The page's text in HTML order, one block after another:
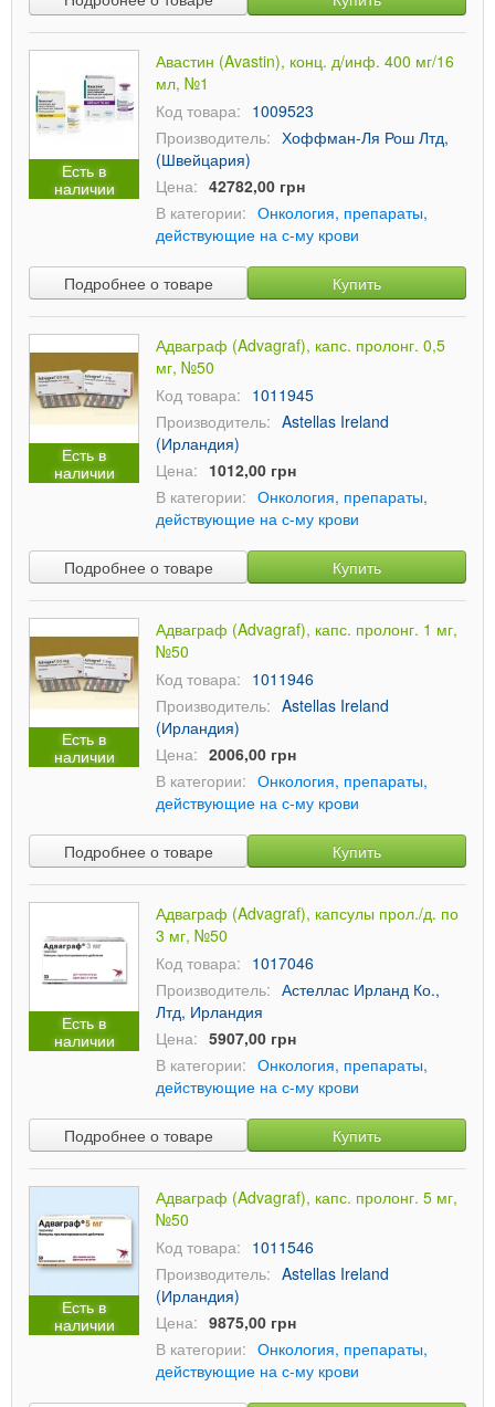
Есть в
наличии
Авастин (Avastin), конц. д/инф. 400 мг/16
мл, №1
Код товара: 1009523
Производитель: Хоффман-Ля Рош Лтд,
(Швейцария)
Цена: 42782,00 грн
В категории: Онкология, препараты,
действующие на с-му крови
Подробнее о товаре Купить
Есть в
наличии
Адваграф (Advagraf), капс. пролонг. 0,5
мг, №50
Код товара: 1011945
Производитель: Astellas Ireland
(Ирландия)
Цена: 1012,00 грн
В категории: Онкология, препараты,
действующие на с-му крови
Подробнее о товаре Купить
Есть в
наличии
Адваграф (Advagraf), капс. пролонг. 1 мг,
№50
Код товара: 1011946
Производитель: Astellas Ireland
(Ирландия)
Цена: 2006,00 грн
В категории: Онкология, препараты,
действующие на с-му крови
Подробнее о товаре Купить
Есть в
наличии
Адваграф (Advagraf), капсулы прол./д. по
3 мг, №50
Код товара: 1017046
Производитель: Астеллас Ирланд Ко.,
Лтд, Ирландия
Цена: 5907,00 грн
В категории: Онкология, препараты,
действующие на с-му крови
Подробнее о товаре Купить
Есть в
наличии
Адваграф (Advagraf), капс. пролонг. 5 мг,
№50
Код товара: 1011546
Производитель: Astellas Ireland
(Ирландия)
Цена: 9875,00 грн
В категории: Онкология, препараты,
действующие на с-му крови